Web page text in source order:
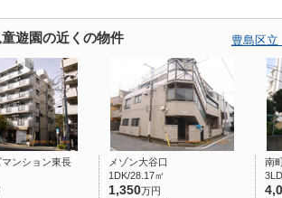
遊園の近くの物件 豊島区
ンション東長
メゾン大谷口
1DK/28.17㎡
1,350万円
南